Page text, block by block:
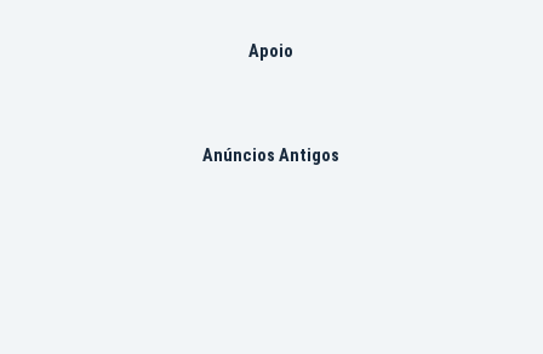
Apoio
Anúncios Antigos